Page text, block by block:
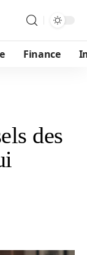
Finance
des